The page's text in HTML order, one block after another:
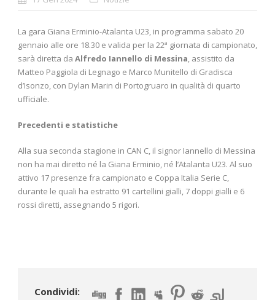
La gara Giana Erminio-Atalanta U23, in programma sabato 20
gennaio alle ore 18.30 e valida per la 22ª giornata di campionato,
sarà diretta da Alfredo Iannello di Messina, assistito da
Matteo Paggiola di Legnago e Marco Munitello di Gradisca
d’Isonzo, con Dylan Marin di Portogruaro in qualità di quarto
ufficiale.
Precedenti e statistiche
Alla sua seconda stagione in CAN C, il signor Iannello di Messina
non ha mai diretto né la Giana Erminio, né l’Atalanta U23. Al suo
attivo 17 presenze fra campionato e Coppa Italia Serie C,
durante le quali ha estratto 91 cartellini gialli, 7 doppi gialli e 6
rossi diretti, assegnando 5 rigori.
Condividi: